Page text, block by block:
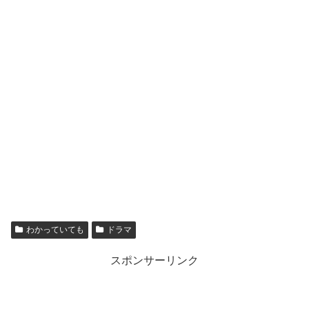
わかっていても ドラマ
スポンサーリンク